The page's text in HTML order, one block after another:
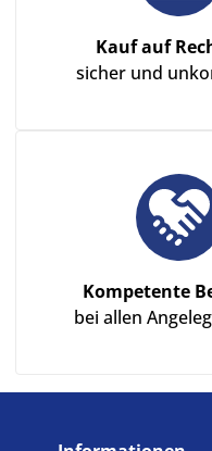
Kauf auf
sicher und
Kompetente
bei allen